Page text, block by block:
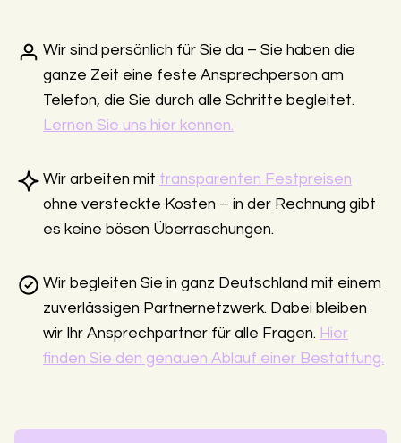
Wir sind persönlich für Sie da – Sie haben die
ganze Zeit eine feste Ansprechperson am
Telefon, die Sie durch alle Schritte begleitet.
Lernen Sie uns hier kennen.
Wir arbeiten mit transparenten Festpreisen
ohne versteckte Kosten – in der Rechnung gibt
es keine bösen Überraschungen.
Wir begleiten Sie in ganz Deutschland mit einem
zuverlässigen Partnernetzwerk. Dabei bleiben
wir Ihr Ansprechpartner für alle Fragen. Hier
finden Sie den genauen Ablauf einer Bestattung.